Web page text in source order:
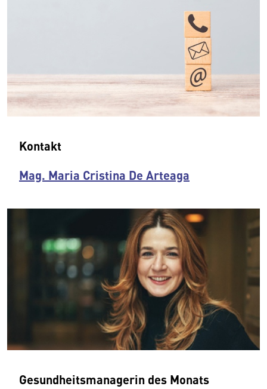
Kontakt
Mag. Maria Cristina De Arteaga
Gesundheitsmanagerin des Monats